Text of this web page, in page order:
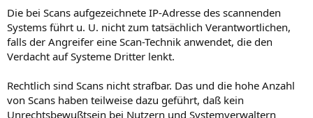
Die bei Scans aufgezeichnete IP-Adresse des scannenden
Systems führt u. U. nicht zum tatsächlich Verantwortlichen,
falls der Angreifer eine Scan-Technik anwendet, die den
Verdacht auf Systeme Dritter lenkt.
Rechtlich sind Scans nicht strafbar. Das und die hohe Anzahl
von Scans haben teilweise dazu geführt, daß kein
Unrechtsbewußtsein bei Nutzern und Systemverwaltern